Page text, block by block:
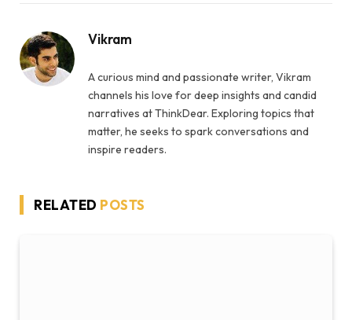
Vikram
A curious mind and passionate writer, Vikram
channels his love for deep insights and candid
narratives at ThinkDear. Exploring topics that
matter, he seeks to spark conversations and
inspire readers.
RELATED POSTS